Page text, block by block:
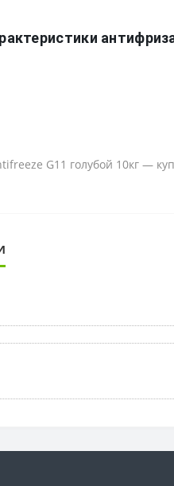
G11 голубой 10кг —